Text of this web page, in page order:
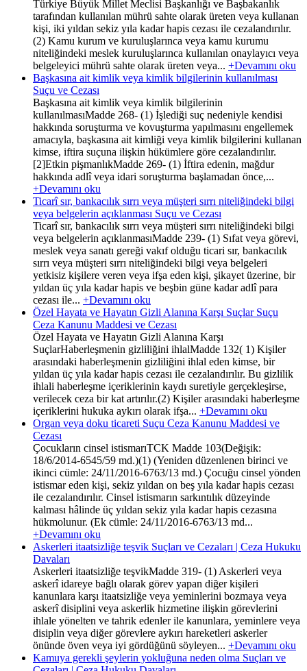
Türkiye Büyük Millet Meclisi Başkanlığı ve Başbakanlık
tarafından kullanılan mührü sahte olarak üreten veya kullanan
kişi, iki yıldan sekiz yıla kadar hapis cezası ile cezalandırılır.
(2) Kamu kurum ve kuruluşlarınca veya kamu kurumu
niteliğindeki meslek kuruluşlarınca kullanılan onaylayıcı veya
belgeleyici mührü sahte olarak üreten veya... +Devamını oku
Başkasına ait kimlik veya kimlik bilgilerinin kullanılması
Suçu ve Cezası
Başkasına ait kimlik veya kimlik bilgilerinin
kullanılmasıMadde 268- (1) İşlediği suç nedeniyle kendisi
hakkında soruşturma ve kovuşturma yapılmasını engellemek
amacıyla, başkasına ait kimliği veya kimlik bilgilerini kullanan
kimse, iftira suçuna ilişkin hükümlere göre cezalandırılır.
[2]Etkin pişmanlıkMadde 269- (1) İftira edenin, mağdur
hakkında adlî veya idari soruşturma başlamadan önce,...
+Devamını oku
Ticarî sır, bankacılık sırrı veya müşteri sırrı niteliğindeki bilgi
veya belgelerin açıklanması Suçu ve Cezası
Ticarî sır, bankacılık sırrı veya müşteri sırrı niteliğindeki bilgi
veya belgelerin açıklanmasıMadde 239- (1) Sıfat veya görevi,
meslek veya sanatı gereği vakıf olduğu ticari sır, bankacılık
sırrı veya müşteri sırrı niteliğindeki bilgi veya belgeleri
yetkisiz kişilere veren veya ifşa eden kişi, şikayet üzerine, bir
yıldan üç yıla kadar hapis ve beşbin güne kadar adlî para
cezası ile... +Devamını oku
Özel Hayata ve Hayatın Gizli Alanına Karşı Suçlar Suçu
Ceza Kanunu Maddesi ve Cezası
Özel Hayata ve Hayatın Gizli Alanına Karşı
SuçlarHaberleşmenin gizliliğini ihlalMadde 132( 1) Kişiler
arasındaki haberleşmenin gizliliğini ihlal eden kimse, bir
yıldan üç yıla kadar hapis cezası ile cezalandırılır. Bu gizlilik
ihlali haberleşme içeriklerinin kaydı suretiyle gerçekleşirse,
verilecek ceza bir kat artırılır.(2) Kişiler arasındaki haberleşme
içeriklerini hukuka aykırı olarak ifşa... +Devamını oku
Organ veya doku ticareti Suçu Ceza Kanunu Maddesi ve
Cezası
Çocukların cinsel istismarıTCK Madde 103(Değişik:
18/6/2014-6545/59 md.)(1) (Yeniden düzenlenen birinci ve
ikinci cümle: 24/11/2016-6763/13 md.) Çocuğu cinsel yönden
istismar eden kişi, sekiz yıldan on beş yıla kadar hapis cezası
ile cezalandırılır. Cinsel istismarın sarkıntılık düzeyinde
kalması hâlinde üç yıldan sekiz yıla kadar hapis cezasına
hükmolunur. (Ek cümle: 24/11/2016-6763/13 md...
+Devamını oku
Askerleri itaatsizliğe teşvik Suçları ve Cezaları | Ceza Hukuku
Davaları
Askerleri itaatsizliğe teşvikMadde 319- (1) Askerleri veya
askerî idareye bağlı olarak görev yapan diğer kişileri
kanunlara karşı itaatsizliğe veya yeminlerini bozmaya veya
askerî disiplini veya askerlik hizmetine ilişkin görevlerini
ihlale yönelten ve tahrik edenler ile kanunlara, yeminlere veya
disiplin veya diğer görevlere aykırı hareketleri askerler
önünde öven veya iyi gördüğünü söyleyen... +Devamını oku
Kamuya gerekli şeylerin yokluğuna neden olma Suçları ve